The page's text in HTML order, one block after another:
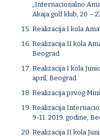
„Internacionalno
Akaja golf klub, 20 –
Realizacija I kola
Realizacija II kola
Beograd
Realizacija I kola
april, Beograd
Realizacija prvog
Realizacija
9-11. 2019. godine,
Realizacija II kola